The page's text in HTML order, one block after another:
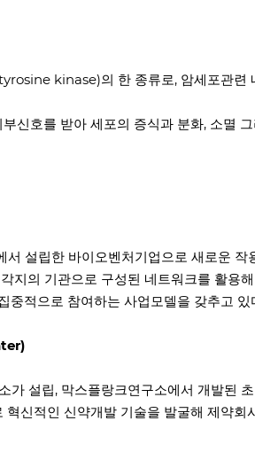
kinase)의 한 종류로, 암세포관련
신호를 받아 세포의 증식과 분화, 소멸
설립한 바이오벤처기업으로 새로운
지의 기관으로 구성된 네트워크를 활용
중적으로 참여하는 사업모델을 갖추고 있
설립, 막스플랑크연구소에서 개발된
혁신적인 신약개발 기술을 발굴해 제약회